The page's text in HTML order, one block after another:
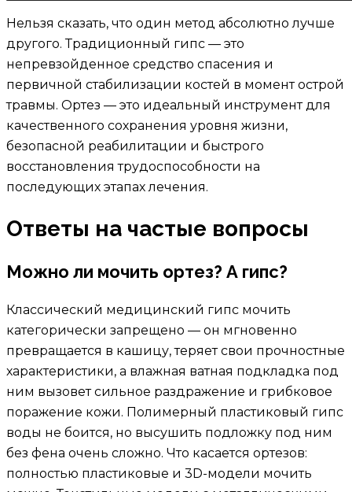
Нельзя сказать, что один метод абсолютно лучше
другого. Традиционный гипс — это
непревзойденное средство спасения и
первичной стабилизации костей в момент острой
травмы. Ортез — это идеальный инструмент для
качественного сохранения уровня жизни,
безопасной реабилитации и быстрого
восстановления трудоспособности на
последующих этапах лечения.
Ответы на частые вопросы
Можно ли мочить ортез? А гипс?
Классический медицинский гипс мочить
категорически запрещено — он мгновенно
превращается в кашицу, теряет свои прочностные
характеристики, а влажная ватная подкладка под
ним вызовет сильное раздражение и грибковое
поражение кожи. Полимерный пластиковый гипс
воды не боится, но высушить подложку под ним
без фена очень сложно. Что касается ортезов:
полностью пластиковые и 3D-модели мочить